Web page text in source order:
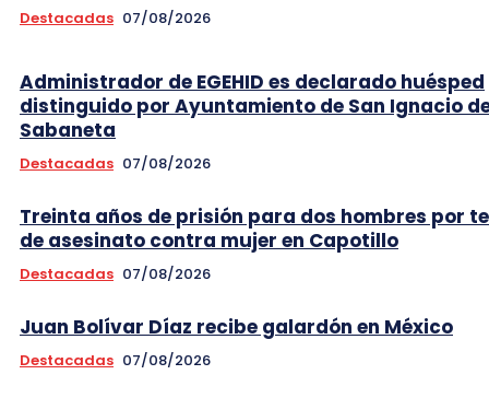
Destacadas 07/08/2026
Administrador de EGEHID es declarado huésped
distinguido por Ayuntamiento de San Ignacio
Sabaneta
Destacadas 07/08/2026
Treinta años de prisión para dos hombres por
de asesinato contra mujer en Capotillo
Destacadas 07/08/2026
Juan Bolívar Díaz recibe galardón en México
Destacadas 07/08/2026